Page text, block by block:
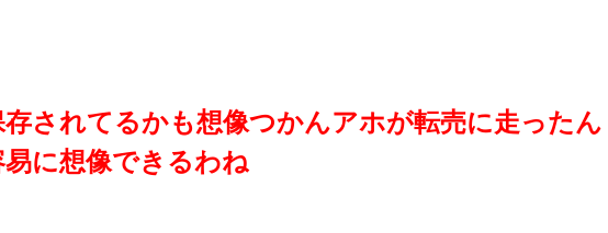
されてるかも想像つかんアホが転売に走ったん
に想像できるわね